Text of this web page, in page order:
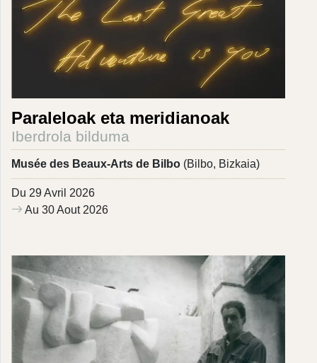
Paraleloak eta meridianoak
Iberdrola bilduma
Musée des Beaux-Arts de Bilbo (Bilbo, Bizkaia)
Du 29 Avril 2026
Au 30 Aout 2026